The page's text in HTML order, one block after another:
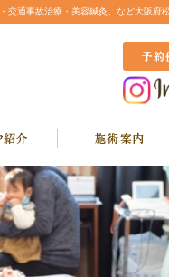
通事故治療・美容鍼灸、など大阪府